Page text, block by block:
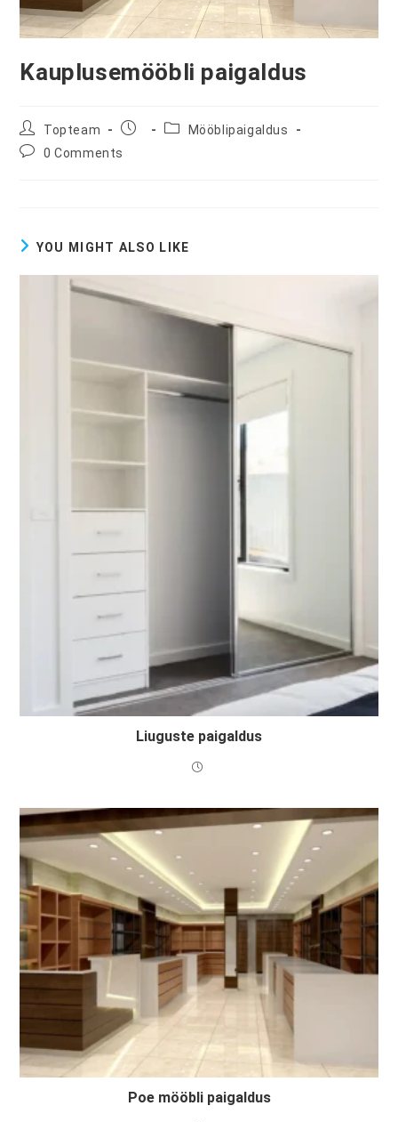
Kauplusemööbli paigaldus
Post
author:
Topteam
Post
PostMööblipaigaldus
Post0 Comments
YOU MIGHT ALSO LIKE
Liuguste paigaldus
Poe mööbli paigaldus